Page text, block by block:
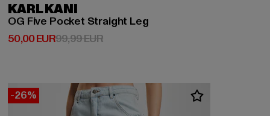
KARL KANI
OG Five Pocket Straight Leg
50,00 EUR
Derzeitiger Preis: 50,00 EUR
99,99 EURAktionspreis: 99,99 EUR
-26%